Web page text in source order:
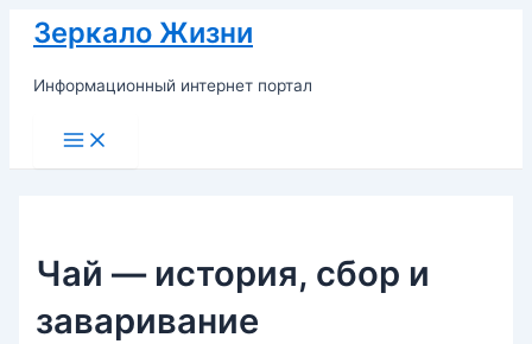
Перейти
содержимому
Зеркало Жизни
Информационный интернет портал
Main
Menu
Чай — история, сбор и
заваривание